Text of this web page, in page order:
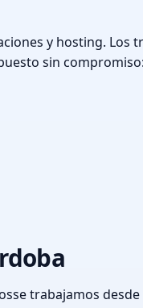
y hosting. Los
sin
trabajamos desde